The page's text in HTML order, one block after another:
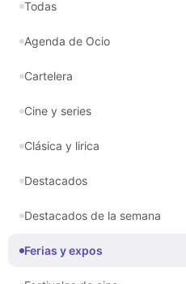
Todas
Agenda de Ocio
Cartelera
Cine y series
Clásica y lirica
Destacados
Destacados de la semana
Ferias y expos